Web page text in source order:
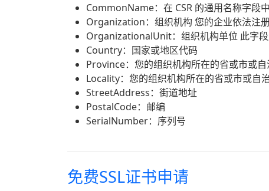
CommonName：在 CSR 的通用名称字段
Organization：组织机构 您的企业依法注册
OrganizationalUnit：组织机构单位 此字段
Country：国家或地区代码
Province：您的组织机构所在的省或市或自
Locality：您的组织机构所在的省或市或自治
StreetAddress：街道地址
PostalCode：邮编
SerialNumber：序列号
免费SSL证书申请